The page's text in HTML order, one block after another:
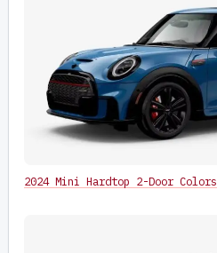
2024 Mini Hardtop 2-Door Colors